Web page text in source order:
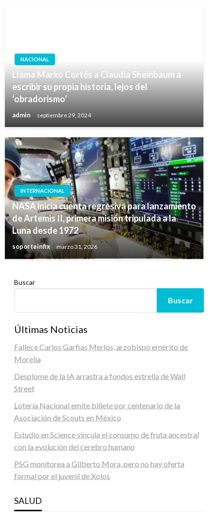
NACIONAL
Llama Marko Cortés a Claudia Sheinbaum a
escribir su propia historia, lejos del
‘obradorismo’
admin septiembre 29, 2024
INTERNACIONAL
NASA inicia cuenta regresiva para lanzamiento
de Artemis II, primera misión tripulada a la
Luna desde 1972
soporteinfix marzo 31, 2026
Buscar
Buscar
Últimas Noticias
Fallece Carlos Garfias Merlos, arzobispo emérito de
Morelia
Desplome de la IA arrastra a fondos estrella de Wall
Street
Lotería Nacional emite billete por centenario de la
Asociación de Scouts en México
Estudio en Science vincula el consumo de fruta ancestral
con la evolución del cerebro humano
PSG monitorea a Gilberto Mora, pero no hay oferta
formal por el juvenil de Xolos
SALUD